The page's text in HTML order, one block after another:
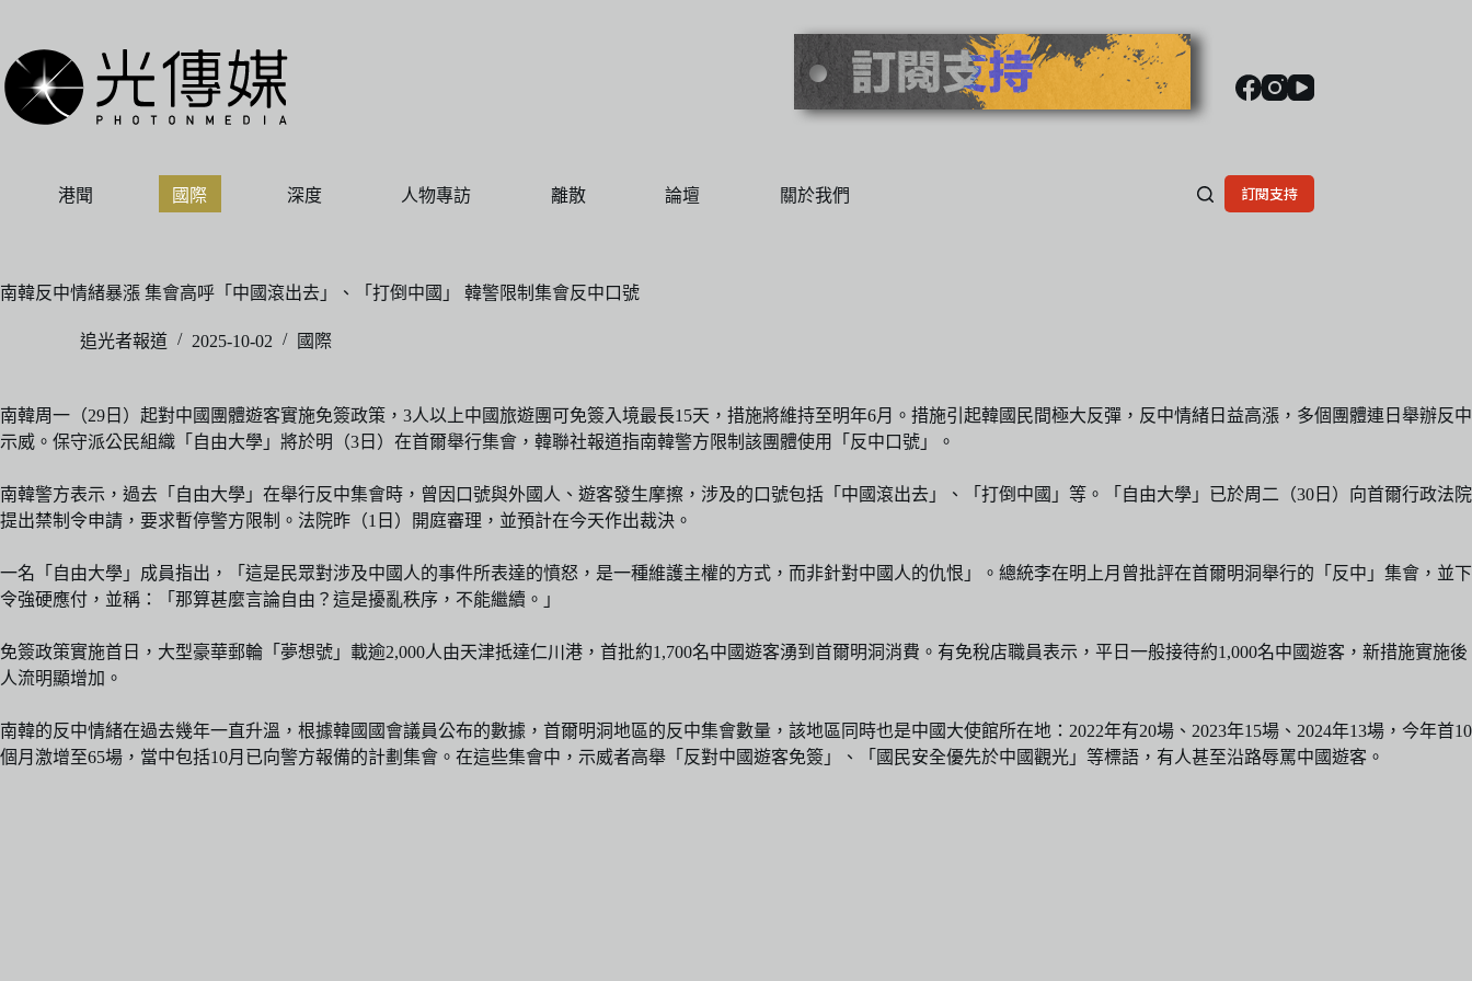
主
要
內
港聞 國際 深度 人物專訪 離散 論壇 關於我們 訂閱支持
南韓反中情緒暴漲 集會高呼「中國滾出去」、「打倒中國」 韓警限制集會反中口號
追光者報道 2025-10-02 國際
南韓周一（29日）起對中國團體遊客實施免簽政策，3人以上中國旅遊團可免簽入境最長15天，措施將維持至明年6月。措施引起韓國民間極大反彈，反中情緒日益高漲，多個團體連日舉辦反中
示威。保守派公民組織「自由大學」將於明（3日）在首爾舉行集會，韓聯社報道指南韓警方限制該團體使用「反中口號」。
南韓警方表示，過去「自由大學」在舉行反中集會時，曾因口號與外國人、遊客發生摩擦，涉及的口號包括「中國滾出去」、「打倒中國」等。「自由大學」已於周二（30日）向首爾行政法院
提出禁制令申請，要求暫停警方限制。法院昨（1日）開庭審理，並預計在今天作出裁決。
一名「自由大學」成員指出，「這是民眾對涉及中國人的事件所表達的憤怒，是一種維護主權的方式，而非針對中國人的仇恨」。總統李在明上月曾批評在首爾明洞舉行的「反中」集會，並下
令強硬應付，並稱：「那算甚麼言論自由？這是擾亂秩序，不能繼續。」
免簽政策實施首日，大型豪華郵輪「夢想號」載逾2,000人由天津抵達仁川港，首批約1,700名中國遊客湧到首爾明洞消費。有免稅店職員表示，平日一般接待約1,000名中國遊客，新措施實施後
人流明顯增加。
南韓的反中情緒在過去幾年一直升溫，根據韓國國會議員公布的數據，首爾明洞地區的反中集會數量，該地區同時也是中國大使館所在地：2022年有20場、2023年15場、2024年13場，今年首10
個月激增至65場，當中包括10月已向警方報備的計劃集會。在這些集會中，示威者高舉「反對中國遊客免簽」、「國民安全優先於中國觀光」等標語，有人甚至沿路辱罵中國遊客。